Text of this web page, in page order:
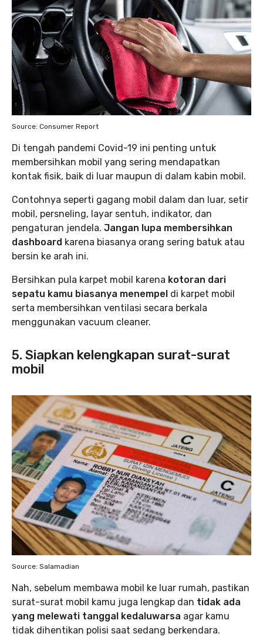
Source: Consumer Report
Di tengah pandemi Covid-19 ini penting untuk
membersihkan mobil yang sering mendapatkan
kontak fisik, baik di luar maupun di dalam kabin mobil.
Contohnya seperti gagang mobil dalam dan luar, setir
mobil, persneling, layar sentuh, indikator, dan
pengaturan jendela. Jangan lupa membersihkan
dashboard karena biasanya orang sering batuk atau
bersin ke arah ini.
Bersihkan pula karpet mobil karena kotoran dari
sepatu kamu biasanya menempel di karpet mobil
serta membersihkan ventilasi secara berkala
menggunakan vacuum cleaner.
5. Siapkan kelengkapan surat-surat
mobil
Source: Salamadian
Nah, sebelum membawa mobil ke luar rumah, pastikan
surat-surat mobil kamu juga lengkap dan tidak ada
yang melewati tanggal kedaluwarsa agar kamu
tidak dihentikan polisi saat sedang berkendara.